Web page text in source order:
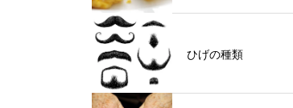
ひげの種類